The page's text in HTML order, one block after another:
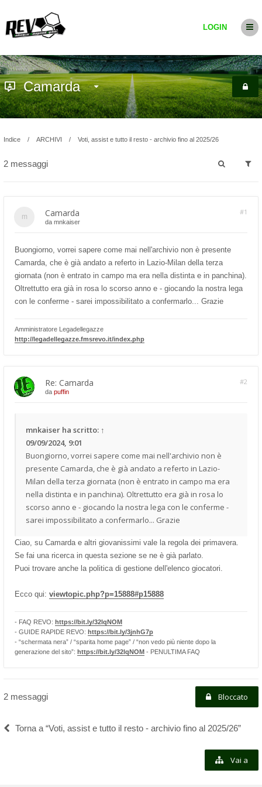
LOGIN
Camarda
Indice ARCHIVI Voti, assist e tutto il resto - archivio fino al 2025/26
2 messaggi
Camarda #1
da mnkaiser
Buongiorno, vorrei sapere come mai nell'archivio non è presente
Camarda, che è già andato a referto in Lazio-Milan della terza
giornata (non è entrato in campo ma era nella distinta e in panchina).
Oltrettutto era già in rosa lo scorso anno e - giocando la nostra lega
con le conferme - sarei impossibilitato a confermarlo... Grazie
Amministratore Legadellegazze
http://legadellegazze.fmsrevo.it/index.php
Re: Camarda #2
da puffin
mnkaiser ha scritto: ↑
09/09/2024, 9:01
Buongiorno, vorrei sapere come mai nell'archivio non è
presente Camarda, che è già andato a referto in Lazio-
Milan della terza giornata (non è entrato in campo ma era
nella distinta e in panchina). Oltrettutto era già in rosa lo
scorso anno e - giocando la nostra lega con le conferme -
sarei impossibilitato a confermarlo... Grazie
Ciao, su Camarda e altri giovanissimi vale la regola dei primavera.
Se fai una ricerca in questa sezione se ne è già parlato.
Puoi trovare anche la politica di gestione dell'elenco giocatori.
Ecco qui: viewtopic.php?p=15888#p15888
- FAQ REVO: https://bit.ly/32lqNOM
- GUIDE RAPIDE REVO: https://bit.ly/3jnhG7p
- “schermata nera” / “sparita home page” / “non vedo più niente dopo la
generazione del sito”: https://bit.ly/32lqNOM - PENULTIMA FAQ
2 messaggi Bloccato
Torna a “Voti, assist e tutto il resto - archivio fino al 2025/26”
Vai a